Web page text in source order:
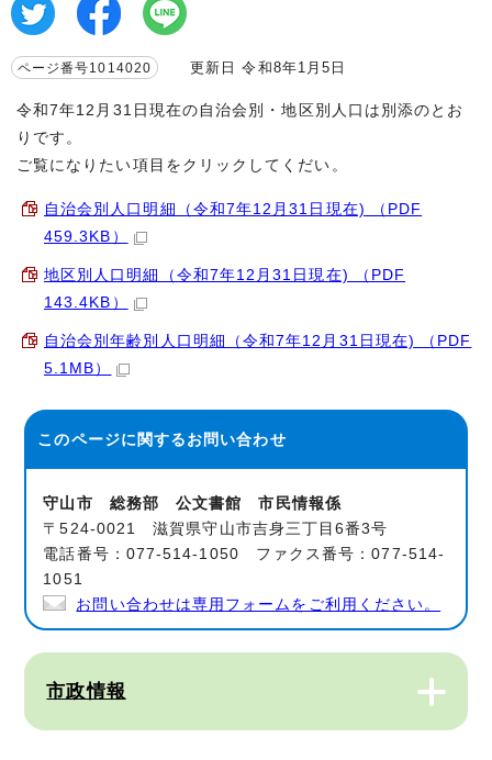
ページ番号1014020 更新日 令和8年1月5日
令和7年12月31日現在の自治会別・地区別人口は別添のとお
りです。
ご覧になりたい項目をクリックしてくだい。
自治会別人口明細（令和7年12月31日現在) （PDF
459.3KB）
地区別人口明細（令和7年12月31日現在) （PDF
143.4KB）
自治会別年齢別人口明細（令和7年12月31日現在) （PDF
5.1MB）
このページに関するお問い合わせ
守山市 総務部 公文書館 市民情報係
〒524-0021 滋賀県守山市吉身三丁目6番3号
電話番号：077-514-1050 ファクス番号：077-514-
1051
お問い合わせは専用フォームをご利用ください。
市政情報